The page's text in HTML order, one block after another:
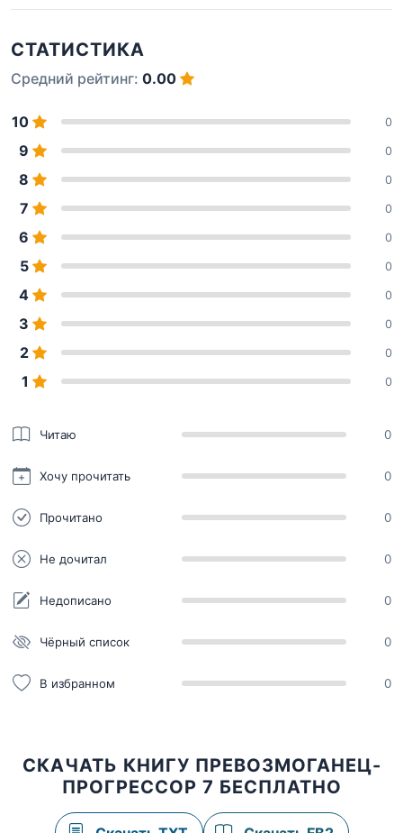
СТАТИСТИКА
Средний рейтинг: 0.00
10 0
9 0
8 0
7 0
6 0
5 0
4 0
3 0
2 0
1 0
Читаю 0
Хочу прочитать 0
Прочитано 0
Не дочитал 0
Недописано 0
Чёрный список 0
В избранном 0
СКАЧАТЬ КНИГУ ПРЕВОЗМОГАНЕЦ-
ПРОГРЕССОР 7 БЕСПЛАТНО